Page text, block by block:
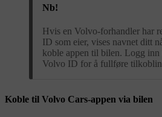
Nb!
Hvis en Volvo-forhandler har
ID som eier, vises navnet ditt
koble appen til bilen. Logg inn
Volvo ID for å fullføre
Koble til Volvo Cars-appen via bilen